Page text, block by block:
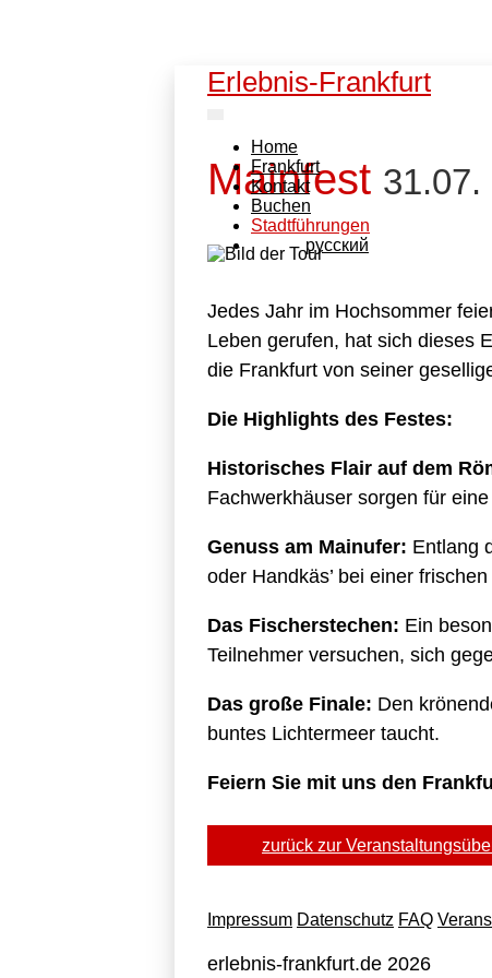
Erlebnis-Frankfurt
Home
Frankfurt
Kontakt
Buchen
Stadtführungen
pусский
Mainfest 31.07.
Jedes Jahr im Hochsommer
Leben gerufen, hat sich dieses
die Frankfurt von seiner
Die Highlights des Festes:
Historisches Flair auf dem
Fachwerkhäuser sorgen für
Genuss am Mainufer: Entlang
oder Handkäs’ bei einer
Das Fischerstechen: Ein
Teilnehmer versuchen, sich
Das große Finale: Den
buntes Lichtermeer taucht.
Feiern Sie mit uns den
zurück zur
Impressum Datenschutz FAQ
erlebnis-frankfurt.de 2026